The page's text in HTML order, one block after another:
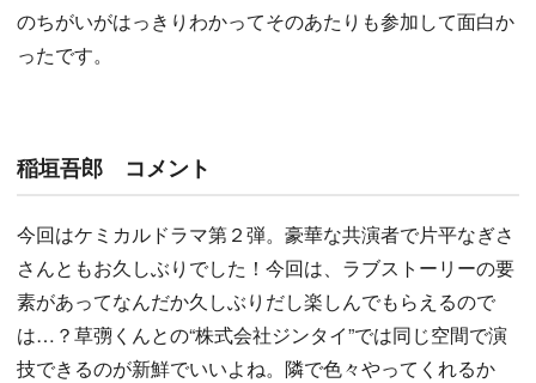
のちがいがはっきりわかってそのあたりも参加して面白か
ったです。
稲垣吾郎 コメント
今回はケミカルドラマ第２弾。豪華な共演者で片平なぎさ
さんともお久しぶりでした！今回は、ラブストーリーの要
素があってなんだか久しぶりだし楽しんでもらえるので
は…？草彅くんとの“株式会社ジンタイ”では同じ空間で演
技できるのが新鮮でいいよね。隣で色々やってくれるか